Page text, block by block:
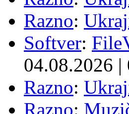
Razno:
Softver:
04.08.2026 |
Razno:
Razno: